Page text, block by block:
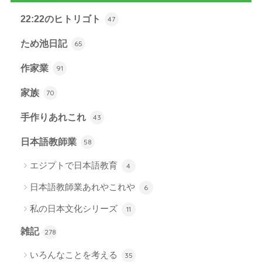
22:22のヒトリゴト 47
ため池日記 65
作家業 91
家族 70
手作りあれこれ 43
日本語教師業 58
エジプトで日本語教育 4
日本語教師業あれやこれや 6
私の日本文化シリーズ 11
雑記 278
いろんなことを考える 35